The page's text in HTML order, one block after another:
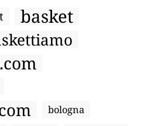
basket
bologna